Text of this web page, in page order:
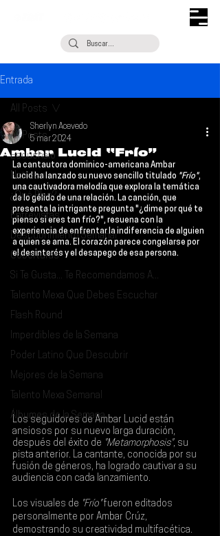
Entrada
All Posts
Escúchalo
Noticias
¿Qué Plan?
Entrevistas
Descubrimiento Semanal
Coberturas
Si Te Gusta... Te Recomendamos A...
Talento Mexa Que Debes Escuchar
Flash Round
Imperdibles de la Semana
Poder Latino Que Descubrir
Mejores de la Semana
Talento Mexa Semanal
Álbumes de la Semana
All Posts
Ambar Lucid “Frío”
Sherlyn Acevedo
5 mar 2024
La cantautora dominico-americana Ambar
Lucid ha lanzado su nuevo sencillo titulado "Frío",
una cautivadora melodía que explora la temática
de lo gélido de una relación. La canción, que
presenta la intrigante pregunta "¿dime por qué te
pienso si eres tan frío?", resuena con la
experiencia de enfrentar la indiferencia de alguien
a quien se ama. El corazón parece congelarse por
el desinterés y el desapego de esa persona.
Los seguidores de Ambar Lucid están
ansiosos por su nuevo larga duración,
después del éxito de "Metamorphosis", su
pista anterior. La cantante, conocida por su
fusión de géneros, ha logrado cautivar a su
audiencia con cada lanzamiento.
Los visuales de "Frío" fueron editados
personalmente por Ambar Crúz,
demostrando su creatividad multifacética.